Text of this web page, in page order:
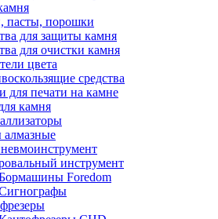
пасты, порошки
для защиты камня
для очистки камня
цвета
средства
для печати на камне
камня
алмазные
инструмент
Foredom